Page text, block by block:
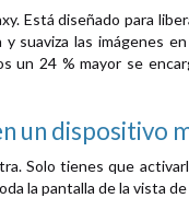
Está diseñado para
suaviza las imágenes
un 24 % mayor se
un dispositivo
Solo tienes que
la pantalla de la vista